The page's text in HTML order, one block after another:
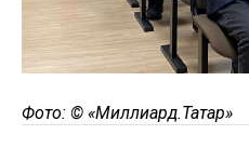
Фото: © «Миллиард.Татар»